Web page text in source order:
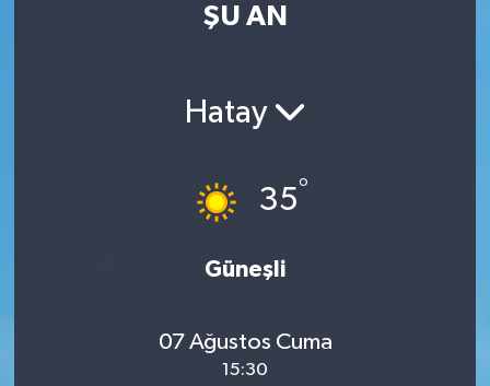
ŞU AN
Hatay
35°
Güneşli
07 Ağustos Cuma
15:30